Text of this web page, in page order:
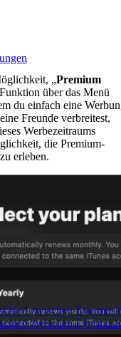
zwischen
zwischen
„Premium
über das Menü
du einfach eine
Freunde verbreitest,
Werbezeitraums
die Premium-
erleben.